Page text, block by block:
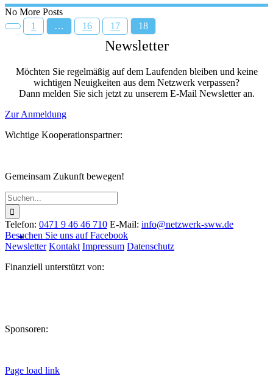
No More Posts
1
… 16 17 18
Newsletter
Möchten Sie regelmäßig auf dem Laufenden bleiben und keine
wichtigen Neuigkeiten aus dem Netzwerk verpassen?
Dann melden Sie sich jetzt zu unserem E-Mail Newsletter an.
Zur Anmeldung
Wichtige Kooperationspartner:
Gemeinsam Zukunft bewegen!
Suche
nach:
Telefon: 0471 9 46 46 710 E-Mail: info@netzwerk-sww.de
Besuchen Sie uns auf Facebook
Newsletter Kontakt Impressum Datenschutz
Finanziell unterstützt von:
Sponsoren:
Page load link